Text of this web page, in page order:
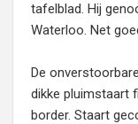
tafelblad. Hij
Waterloo. Net
De
dikke pluimstaart
border. Staart